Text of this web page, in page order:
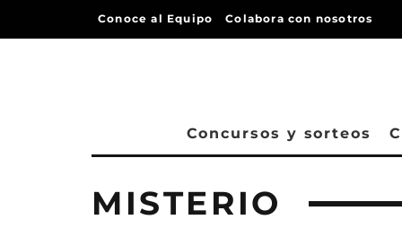
Conoce al Equipo Colabora con nosotros
Concursos y sorteos
MISTERIO